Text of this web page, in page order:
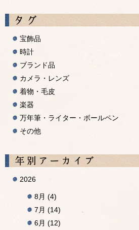
宝飾品
時計
ブランド品
カメラ・レンズ
着物・毛皮
楽器
万年筆・ライター・ボールペン
その他
2026
8月 (4)
7月 (14)
6月 (12)